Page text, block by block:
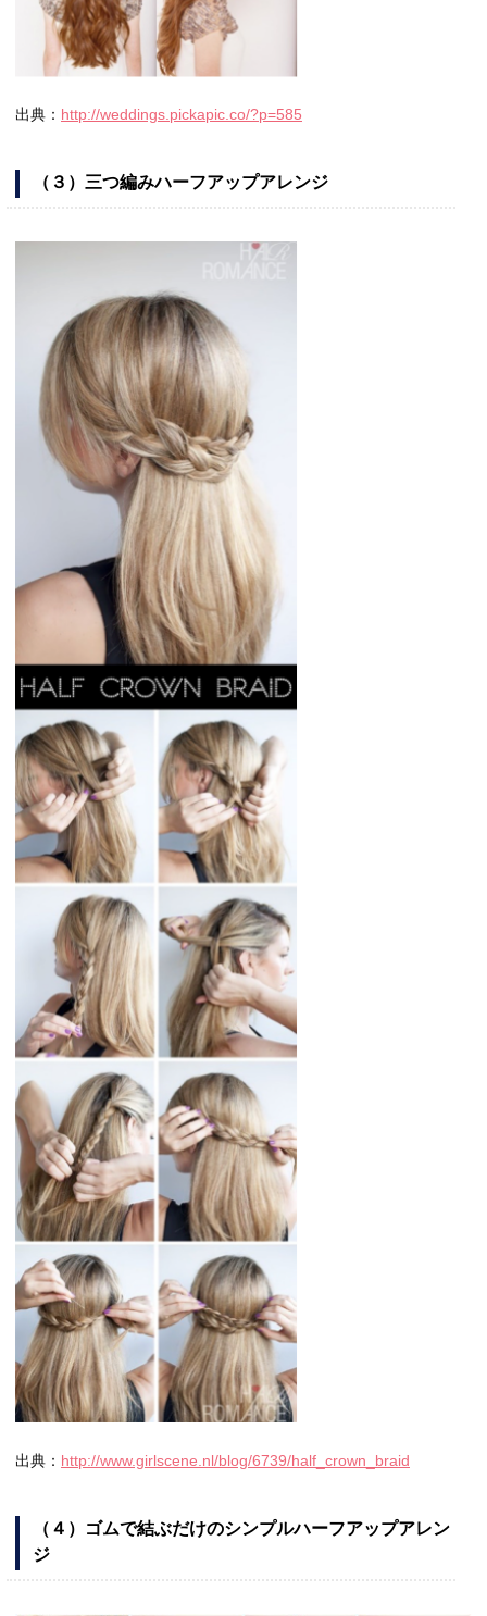
出典： http://weddings.pickapic.co/?p=585
（３）三つ編みハーフアップアレンジ
出典： http://www.girlscene.nl/blog/6739/half_crown_braid
（４）ゴムで結ぶだけのシンプルハーフアップアレン
ジ